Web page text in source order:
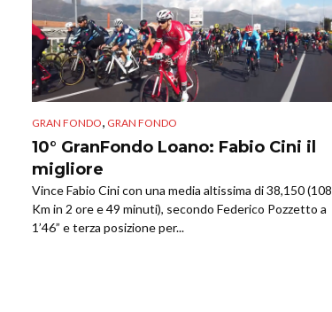
GRAN FONDO GRAN FONDO
10° GranFondo Loano: Fabio Cini il
migliore
Vince Fabio Cini con una media altissima di 38,150 (108
Km in 2 ore e 49 minuti), secondo Federico Pozzetto a
1’46” e terza posizione per...